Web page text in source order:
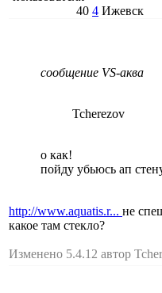
40 4 Ижевск
сообщение VS-аква
Tcherezov
о как!
пойду убьюсь ап
http://www.aquatis.r... не
какое там стекло?
Изменено 5.4.12 автор